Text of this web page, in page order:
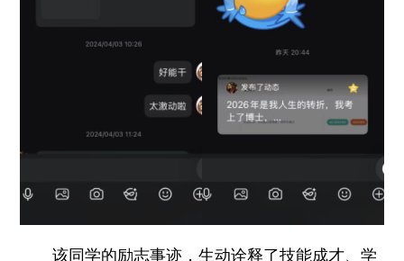
该同学的励志事迹，生动诠释了技能成才、学